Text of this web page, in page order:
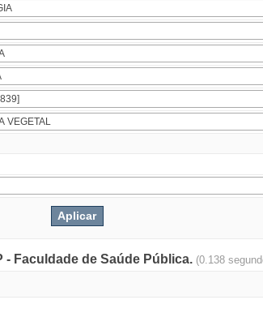
Faculdade de Saúde Pública. (0.138